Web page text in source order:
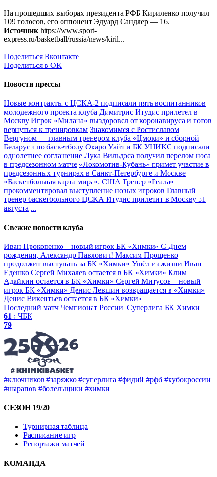
На прошедших выборах президента РФБ Кириленко получил
109 голосов, его оппонент Эдуард Сандлер — 16.
Источник https://www.sport-
express.ru/basketball/russia/news/kiril...
Поделиться Вконтакте
Поделиться в ОК
Новости прессы
Новые контракты с ЦСКА-2 подписали пять воспитанников
молодежного проекта клуба Димитрис Итудис прилетел в
Москву Игрок «Милана» выздоровел от коронавируса и готов
вернуться к тренировкам Знакомимся с Ростиславом
Вергуном — главным тренером клуба «Цмоки» и сборной
Беларуси по баскетболу Окаро Уайт и БК УНИКС подписали
однолетнее соглашение Лука Вильдоса получил перелом носа
в предсезонном матче «Локомотив-Кубань» примет участие в
предсезонных турнирах в Санкт-Петербурге и Москве
«Баскетбольная карта мира»: США Тренер «Реала»
прокомментировал выступление новых игроков Главный
тренер баскетбольного ЦСКА Итудис прилетит в Москву 31
августа ...
Свежие новости клуба
Иван Прокопенко – новый игрок БК «Химки» С Днем
рождения, Александр Павлович! Максим Прощенко
продолжит выступать за БК «Химки» Ушёл из жизни Иван
Едешко Сергей Михалев остается в БК «Химки» Клим
Адайкин остается в БК «Химки» Сергей Митусов – новый
игрок БК «Химки» Денис Левшин возвращается в «Химки»
Денис Викентьев остается в БК «Химки»
Последний матч Чемпионат России. Суперлига БК Химки
61 : ЧБК
79
#ключников #заряжко #суперлига #фидий #рфб #кубокроссии
#шарапов #болельщики #химки
СЕЗОН 19/20
Турнирная таблица
Расписание игр
Репортажи матчей
КОМАНДА